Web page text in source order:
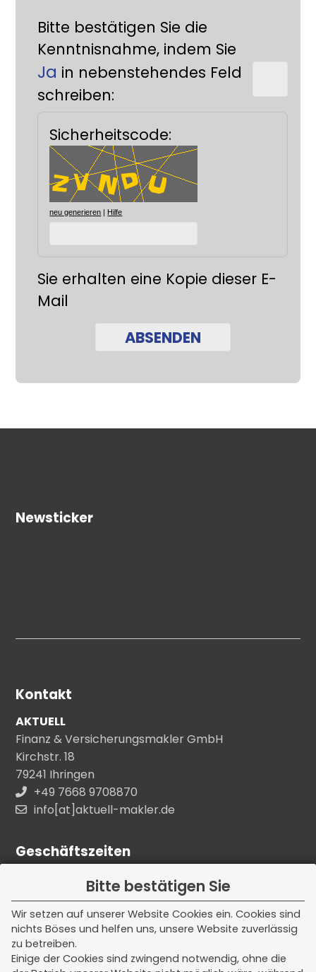
Bitte bestätigen Sie
Wir setzen auf unserer Website Cookies ein. Cookies sind
nichts Böses und helfen uns, unsere Website zuverlässig
zu betreiben.
Einige der Cookies sind zwingend notwendig, ohne die
Bitte bestätigen Sie die
Kenntnisnahme, indem Sie
Ja in nebenstehendes Feld
schreiben:
Sicherheitscode:
neu generieren Hilfe
Sie erhalten eine Kopie dieser E-
Mail
Newsticker
Kontakt
AKTUELL
Finanz & Versicherungsmakler GmbH
Kirchstr. 18
79241 Ihringen
+49 7668 9708870
info[at]aktuell-makler.de
Geschäftszeiten
Unsere Kern - Bürozeiten:
Montag - Freitag
08:00 - 12:00 Uhr
Termine außerhalb dieser Zeiten nach